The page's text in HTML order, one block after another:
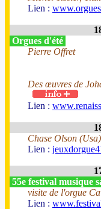
Lien :
Orgues d'été
Pierre Offret
Des œuvres de
Lien :
Chase Olson (Usa)
Lien :
55e festival musique
visite de l'orgue
Lien :